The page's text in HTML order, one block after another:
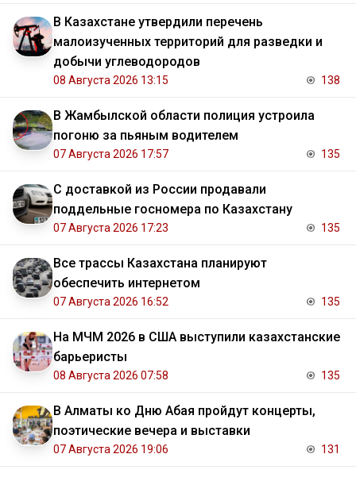
В Казахстане утвердили перечень
малоизученных территорий для разведки и
добычи углеводородов
08 Августа 2026 13:15 138
В Жамбылской области полиция устроила
погоню за пьяным водителем
07 Августа 2026 17:57 135
С доставкой из России продавали
поддельные госномера по Казахстану
07 Августа 2026 17:23 135
Все трассы Казахстана планируют
обеспечить интернетом
07 Августа 2026 16:52 135
На МЧМ 2026 в США выступили казахстанские
барьеристы
08 Августа 2026 07:58 135
В Алматы ко Дню Абая пройдут концерты,
поэтические вечера и выставки
07 Августа 2026 19:06 131